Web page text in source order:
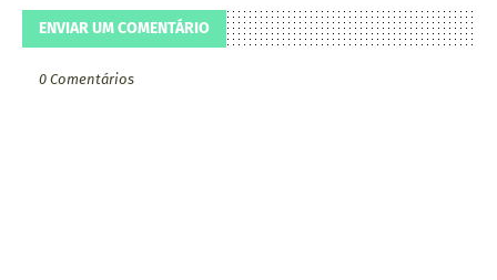
ENVIAR UM COMENTÁRIO
0 Comentários